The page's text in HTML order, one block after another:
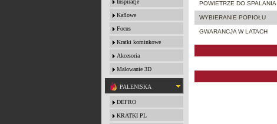
Inspiracje
Kaflowe
Focus
Kratki kominkowe
Akcesoria
Malowanie 3D
PALENISKA
DEFRO
KRATKI PL
POWIETRZE DO SPALANIA
WYBIERANIE POPIOŁU
GWARANCJA W LATACH